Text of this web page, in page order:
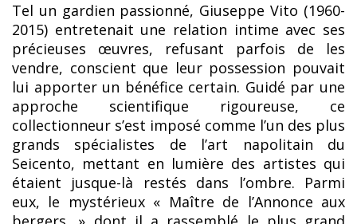
Tel un gardien passionné, Giuseppe Vito (1960-
2015) entretenait une relation intime avec ses
précieuses œuvres, refusant parfois de les
vendre, conscient que leur possession pouvait
lui apporter un bénéfice certain. Guidé par une
approche scientifique rigoureuse, ce
collectionneur s’est imposé comme l’un des plus
grands spécialistes de l’art napolitain du
Seicento, mettant en lumière des artistes qui
étaient jusque-là restés dans l’ombre. Parmi
eux, le mystérieux « Maître de l’Annonce aux